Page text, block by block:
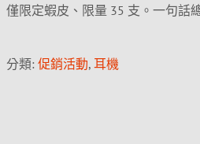
僅限定蝦皮、限量 35 支。一句話
分類: 促銷活動, 耳機